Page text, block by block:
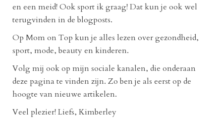
en een meid! Ook sport ik graag! Dat kun je ook wel
terugvinden in de blogposts.
Op Mom on Top kun je alles lezen over gezondheid,
sport, mode, beauty en kinderen.
Volg mij ook op mijn sociale kanalen, die onderaan
deze pagina te vinden zijn. Zo ben je als eerst op de
hoogte van nieuwe artikelen.
Veel plezier! Liefs, Kimberley